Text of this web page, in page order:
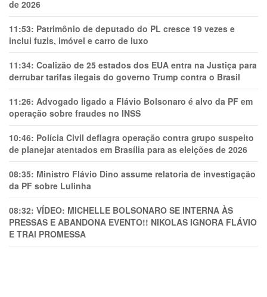
de 2026
11:53: Patrimônio de deputado do PL cresce 19 vezes e
inclui fuzis, imóvel e carro de luxo
11:34: Coalizão de 25 estados dos EUA entra na Justiça para
derrubar tarifas ilegais do governo Trump contra o Brasil
11:26: Advogado ligado a Flávio Bolsonaro é alvo da PF em
operação sobre fraudes no INSS
10:46: Polícia Civil deflagra operação contra grupo suspeito
de planejar atentados em Brasília para as eleições de 2026
08:35: Ministro Flávio Dino assume relatoria de investigação
da PF sobre Lulinha
08:32: VÍDEO: MICHELLE BOLSONARO SE INTERNA ÀS
PRESSAS E ABANDONA EVENTO!! NIKOLAS IGNORA FLÁVIO
E TRAl PROMESSA